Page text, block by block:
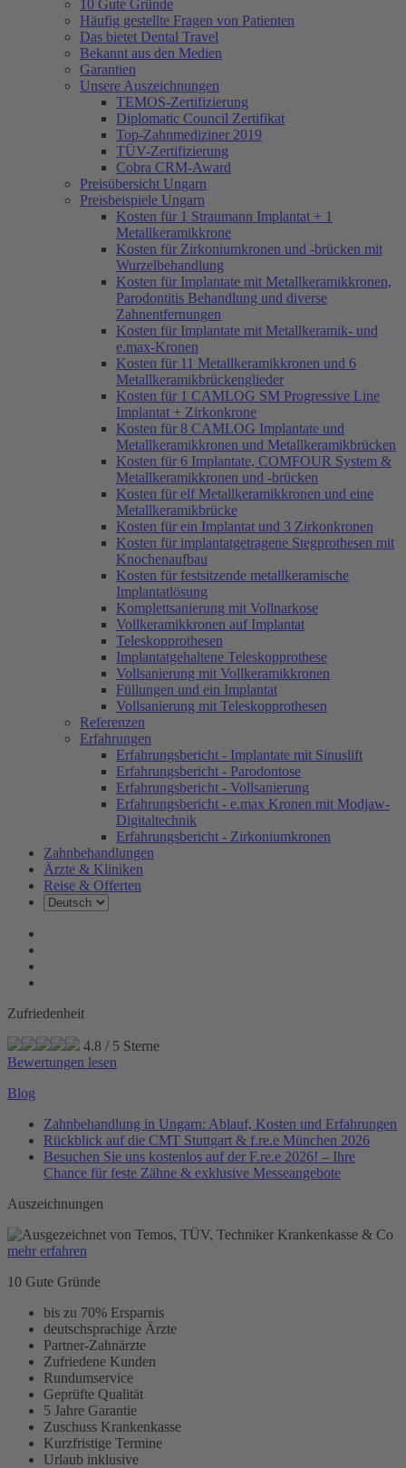
10 Gute Gründe
Häufig gestellte Fragen von Patienten
Das bietet Dental Travel
Bekannt aus den Medien
Garantien
Unsere Auszeichnungen
TEMOS-Zertifizierung
Diplomatic Council Zertifikat
Top-Zahnmediziner 2019
TÜV-Zertifizierung
Cobra CRM-Award
Preisübersicht Ungarn
Preisbeispiele Ungarn
Kosten für 1 Straumann Implantat + 1
Metallkeramikkrone
Kosten für Zirkoniumkronen und -brücken mit
Wurzelbehandlung
Kosten für Implantate mit Metallkeramikkronen,
Parodontitis Behandlung und diverse
Zahnentfernungen
Kosten für Implantate mit Metallkeramik- und
e.max-Kronen
Kosten für 11 Metallkeramikkronen und 6
Metallkeramikbrückenglieder
Kosten für 1 CAMLOG SM Progressive Line
Implantat + Zirkonkrone
Kosten für 8 CAMLOG Implantate und
Metallkeramikkronen und Metallkeramikbrücken
Kosten für 6 Implantate, COMFOUR System &
Metallkeramikkronen und -brücken
Kosten für elf Metallkeramikkronen und eine
Metallkeramikbrücke
Kosten für ein Implantat und 3 Zirkonkronen
Kosten für implantatgetragene Stegprothesen mit
Knochenaufbau
Kosten für festsitzende metallkeramische
Implantatlösung
Komplettsanierung mit Vollnarkose
Vollkeramikkronen auf Implantat
Teleskopprothesen
Implantatgehaltene Teleskopprothese
Vollsanierung mit Vollkeramikkronen
Füllungen und ein Implantat
Vollsanierung mit Teleskopprothesen
Referenzen
Erfahrungen
Erfahrungsbericht - Implantate mit Sinuslift
Erfahrungsbericht - Parodontose
Erfahrungsbericht - Vollsanierung
Erfahrungsbericht - e.max Kronen mit Modjaw-
Digitaltechnik
Erfahrungsbericht - Zirkoniumkronen
Zahnbehandlungen
Ärzte & Kliniken
Reise & Offerten
Zufriedenheit
4.8 / 5 Sterne
Bewertungen lesen
Blog
Zahnbehandlung in Ungarn: Ablauf, Kosten und Erfahrungen
Rückblick auf die CMT Stuttgart & f.re.e München 2026
Besuchen Sie uns kostenlos auf der F.re.e 2026! – Ihre
Chance für feste Zähne & exklusive Messeangebote
Auszeichnungen
mehr erfahren
10 Gute Gründe
bis zu 70% Ersparnis
deutschsprachige Ärzte
Partner-Zahnärzte
Zufriedene Kunden
Rundumservice
Geprüfte Qualität
5 Jahre Garantie
Zuschuss Krankenkasse
Kurzfristige Termine
Urlaub inklusive